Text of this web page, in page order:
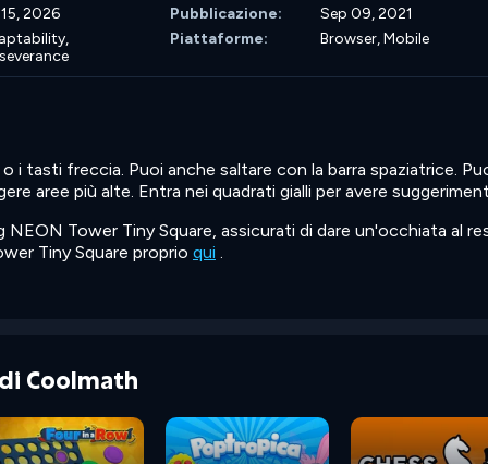
2026 Pubblicazione:
Sep 09, 2021
Piattaforme: Browser, Mobile
i tasti freccia. Puoi anche saltare con la barra spaziatrice.
aree più alte. Entra nei quadrati gialli per avere
NEON Tower Tiny Square, assicurati di dare un'occhiata al
Tiny Square proprio qui .
Coolmath